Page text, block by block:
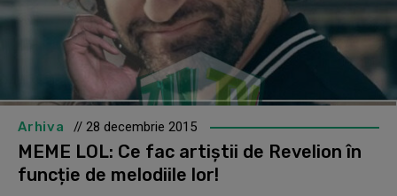
Arhiva // 28 decembrie 2015
MEME LOL: Ce fac artiștii de Revelion în
funcție de melodiile lor!